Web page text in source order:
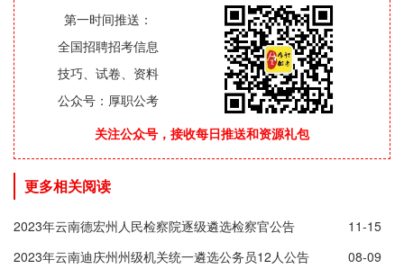
第一时间推送：
全国招聘招考信息
技巧、试卷、资料
公众号：厚职公考
关注公众号，接收每日推送和资源礼包
更多相关阅读
2023年云南德宏州人民检察院逐级遴选检察官公告
11-15
2023年云南迪庆州州级机关统一遴选公务员12人公告
08-09